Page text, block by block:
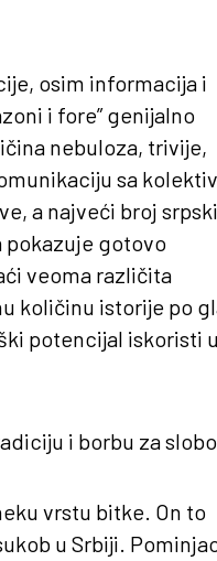
osim informacija i
i fore” genijalno
nebuloza, trivije,
sa
a najveći broj
pokazuje gotovo
veoma različita
količinu istorije po
potencijal iskoristi u
i borbu za
vrstu bitke. On to
u Srbiji.